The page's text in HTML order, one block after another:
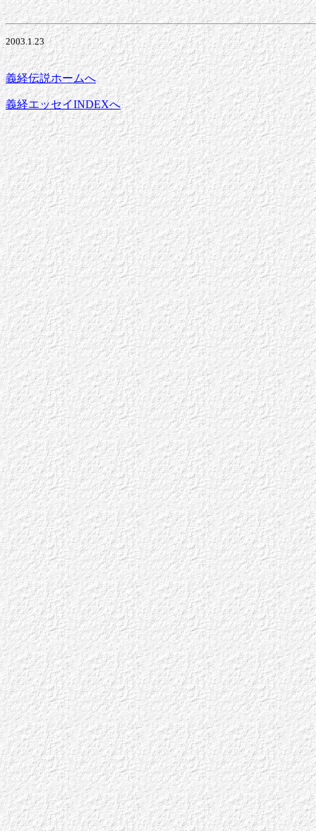
2003.1.23
義経伝説ホームへ
義経エッセイINDEXへ